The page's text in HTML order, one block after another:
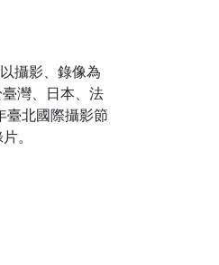
攝影、錄像為
灣、日本、法
臺北國際攝影節
。